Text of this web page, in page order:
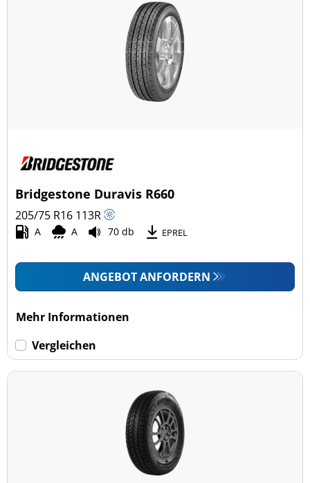
Bridgestone Duravis R660
205/75 R16 113R
A A 70 db EPREL
ANGEBOT ANFORDERN
Mehr Informationen
Vergleichen